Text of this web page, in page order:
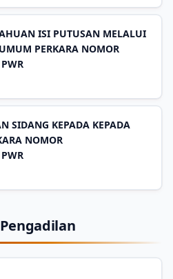
ISI PUTUSAN MELALUI
PERKARA NOMOR
SIDANG KEPADA KEPADA
NOMOR